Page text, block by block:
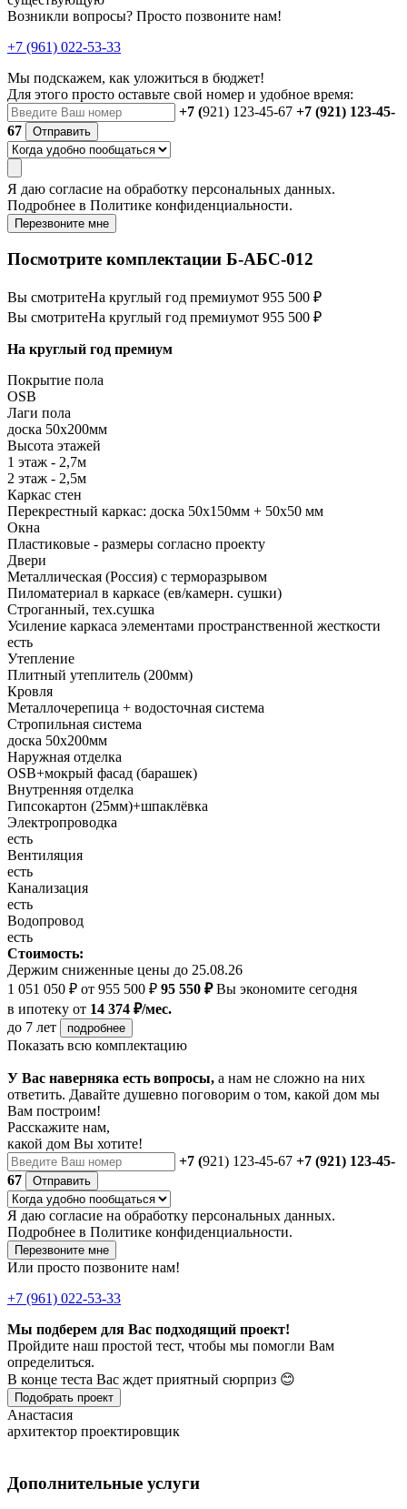
Возникли вопросы? Просто позвоните нам!
+7 (961) 022-53-33
Мы подскажем, как уложиться в бюджет!
Для этого просто оставьте свой номер и удобное время:
+7 (921) 123-45-67 +7 (921) 123-45-
67
Отправить
Я даю согласие на обработку персональных данных.
Подробнее в Политике конфиденциальности.
Перезвоните мне
Посмотрите комплектации Б-АБС-012
Вы смотритеНа круглый год премиумот 955 500 ₽
Вы смотритеНа круглый год премиумот 955 500 ₽
На круглый год премиум
Покрытие пола
ОSB
Лаги пола
доска 50х200мм
Высота этажей
1 этаж - 2,7м
2 этаж - 2,5м
Каркас стен
Перекрестный каркас: доска 50х150мм + 50х50 мм
Окна
Пластиковые - размеры согласно проекту
Двери
Металлическая (Россия) с терморазрывом
Пиломатериал в каркасе (ев/камерн. сушки)
Строганный, тех.сушка
Усиление каркаса элементами пространственной жесткости
есть
Утепление
Плитный утеплитель (200мм)
Кровля
Металлочерепица + водосточная система
Стропильная система
доска 50х200мм
Наружная отделка
OSB+мокрый фасад (барашек)
Внутренняя отделка
Гипсокартон (25мм)+шпаклёвка
Электропроводка
есть
Вентиляция
есть
Канализация
есть
Водопровод
есть
Стоимость:
Держим сниженные цены до 25.08.26
1 051 050 ₽ от 955 500 ₽ 95 550 ₽Вы экономите сегодня
в ипотеку от 14 374 ₽/мес.
до 7 лет
подробнее
Показать всю комплектацию
У Вас наверняка есть вопросы, а нам не сложно на них
ответить. Давайте душевно поговорим о том, какой дом мы
Вам построим!
Расскажите нам,
какой дом Вы хотите!
+7 (921) 123-45-67 +7 (921) 123-45-
67
Отправить
Я даю согласие на обработку персональных данных.
Подробнее в Политике конфиденциальности.
Перезвоните мне
Или просто позвоните нам!
+7 (961) 022-53-33
Мы подберем для Вас подходящий проект!
Пройдите наш простой тест, чтобы мы помогли Вам
определиться.
В конце теста Вас ждет приятный сюрприз 😊
Подобрать проект
Анастасия
архитектор проектировщик
Дополнительные услуги